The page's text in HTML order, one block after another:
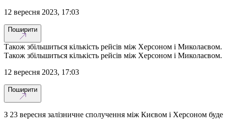
12 вересня 2023, 17:03
Поширити
Також збільшиться кількість рейсів між Херсоном і Миколаєвом.
Також збільшиться кількість рейсів між Херсоном і Миколаєвом.
12 вересня 2023, 17:03
Поширити
З 23 вересня залізничне сполучення між Києвом і Херсоном